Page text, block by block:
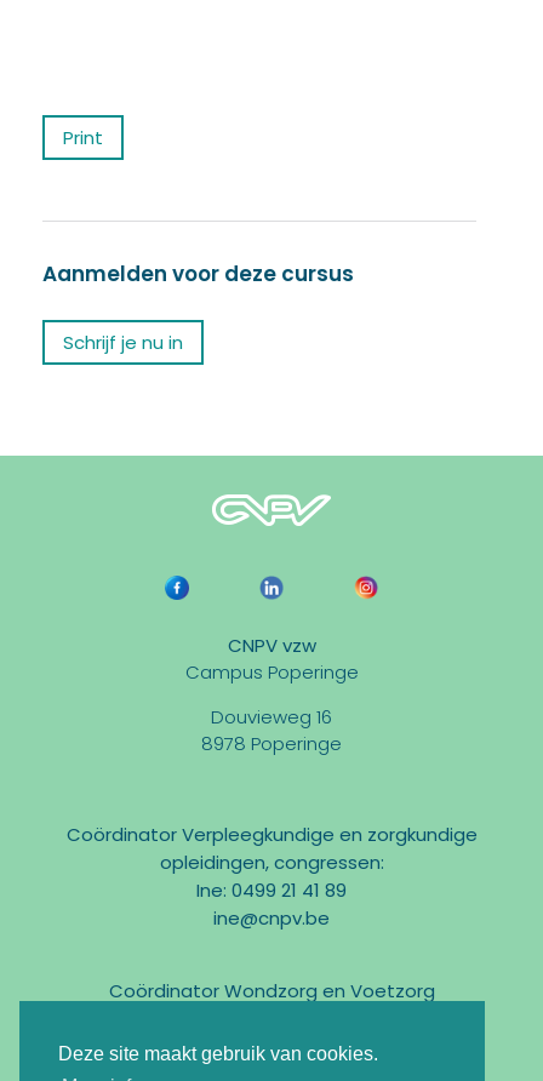
Deze site maakt gebruik van cookies.
Print
Aanmelden voor deze cursus
Schrijf je nu in
CNPV vzw
Campus Poperinge
Douvieweg 16
8978 Poperinge
Coördinator Verpleegkundige en zorgkundige
opleidingen, congressen:
Ine: 0499 21 41 89
ine@cnpv.be
Coördinator Wondzorg en Voetzorg
marc@cnpv.be